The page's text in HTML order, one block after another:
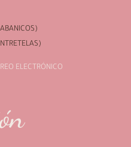
ELECTRÓNICO